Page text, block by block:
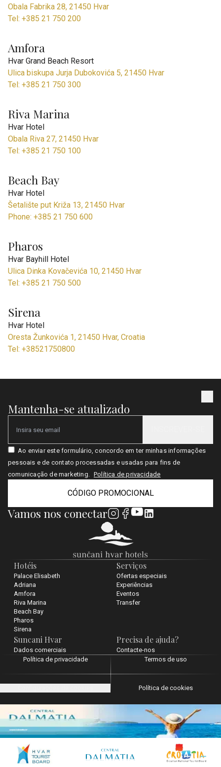
Obala Fabrika 28, 21450 Hvar
Tel: +385 21 750 200
Amfora
Hvar Grand Beach Resort
Ulica biskupa Jurja Dubokovića 5, 21450 Hvar
Tel: +385 21 750 300
Riva Marina
Hvar Hotel
Obala Riva 27, 21450 Hvar
Tel: +385 21 750 100
Beach Bay
Hvar Hotel
Šetalište put Križa 13, 21450 Hvar
Phone: +385 21 750 600
Pharos
Hvar Bayhill Hotel
Ulica Dinka Kovačevića 10, 21450 Hvar
Tel: +385 21 750 500
Sirena
Hvar Hotel
Oresta Žunkovića 1, 21450 Hvar, Croatia
Tel: +38521750800
Hotéis
Palace Elisabeth
Adriana
Amfora
Riva Marina
Beach Bay
Pharos
Sirena
Serviços
Ofertas especiais
Experiências
Eventos
Transfer
Suncani Hvar
Dados comerciais
Precisa de ajuda?
Contacte-nos
Mantenha-se atualizado
Email
Ao enviar este formulário, concordo em ter minhas informações
pessoais e de contato processadas e usadas para fins de
comunicação de marketing. Política de privacidade
CÓDIGO PROMOCIONAL
Vamos nos conectar
Política de privacidade Termos de uso
Política de cookies